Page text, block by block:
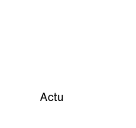
Actu